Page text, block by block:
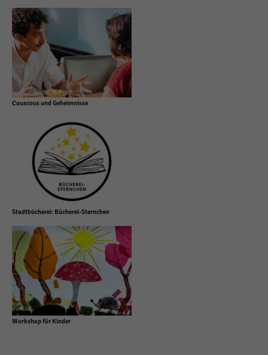
Couscous und Geheimnisse
Stadtbücherei: Bücherei-Sternchen
Workshop für Kinder